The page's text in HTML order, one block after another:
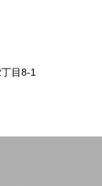
目8‐1